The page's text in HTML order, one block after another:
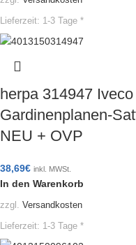
Lieferzeit: 1-3 Tage *
herpa 314947
Gardinenplanen-
NEU + OVP
38,69€ inkl. MWSt.
In den Warenkorb
zzgl. Versandkosten
Lieferzeit: 1-3 Tage *